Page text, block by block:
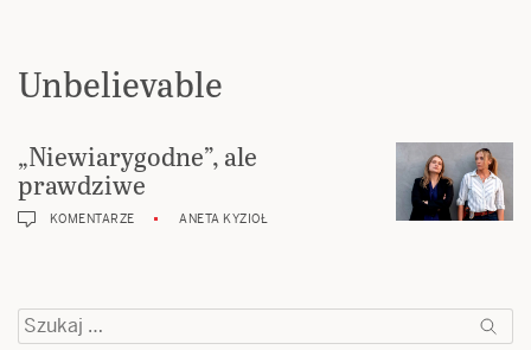
Unbelievable
„Niewiarygodne”, ale
prawdziwe
KOMENTARZE ANETA KYZIOŁ
Szukaj: